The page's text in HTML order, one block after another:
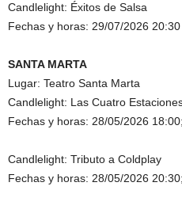
Candlelight: Éxitos de Salsa
Fechas y horas: 29/07/2026 20:30
SANTA MARTA
Lugar: Teatro Santa Marta
Candlelight: Las Cuatro
Fechas y horas: 28/05/2026
Candlelight: Tributo a Coldplay
Fechas y horas: 28/05/2026